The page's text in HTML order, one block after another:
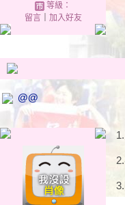
等級：
留言｜ 加入好友
@@